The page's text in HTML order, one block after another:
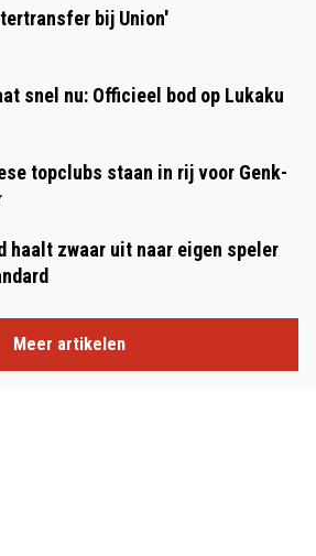
bij Union'
snel nu: Officieel bod op Lukaku
topclubs staan in rij voor Genk-
haalt zwaar uit naar eigen speler
Meer artikelen